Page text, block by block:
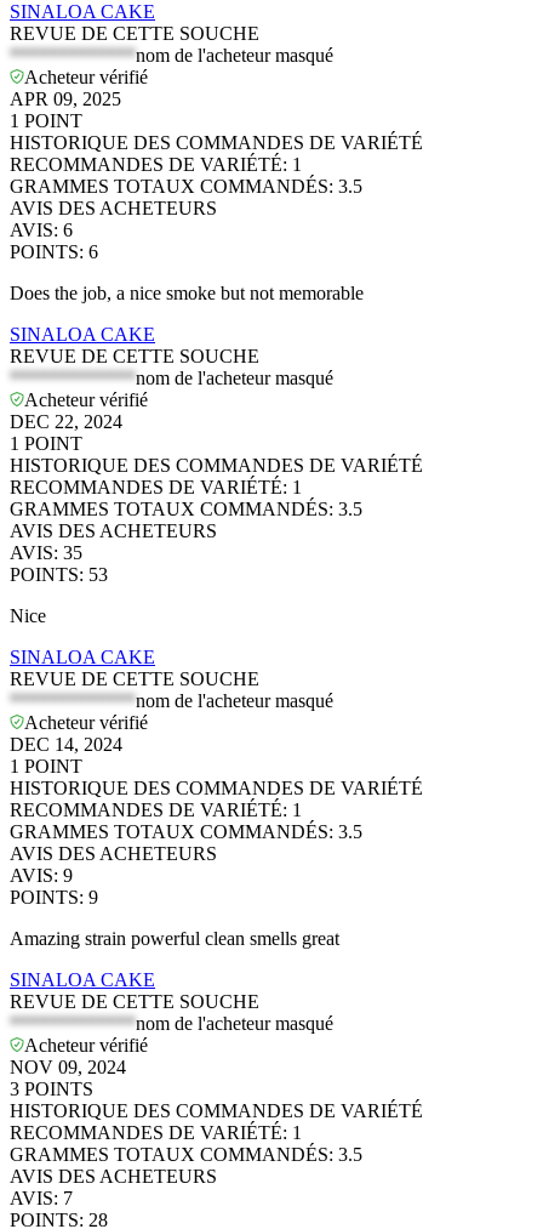
SINALOA CAKE
REVUE DE CETTE SOUCHE
*************nom de l'acheteur masqué
Acheteur vérifié
APR 09, 2025
1 POINT
HISTORIQUE DES COMMANDES DE VARIÉTÉ
RECOMMANDES DE VARIÉTÉ: 1
GRAMMES TOTAUX COMMANDÉS: 3.5
AVIS DES ACHETEURS
AVIS: 6
POINTS: 6
Does the job, a nice smoke but not memorable
SINALOA CAKE
REVUE DE CETTE SOUCHE
*************nom de l'acheteur masqué
Acheteur vérifié
DEC 22, 2024
1 POINT
HISTORIQUE DES COMMANDES DE VARIÉTÉ
RECOMMANDES DE VARIÉTÉ: 1
GRAMMES TOTAUX COMMANDÉS: 3.5
AVIS DES ACHETEURS
AVIS: 35
POINTS: 53
Nice
SINALOA CAKE
REVUE DE CETTE SOUCHE
*************nom de l'acheteur masqué
Acheteur vérifié
DEC 14, 2024
1 POINT
HISTORIQUE DES COMMANDES DE VARIÉTÉ
RECOMMANDES DE VARIÉTÉ: 1
GRAMMES TOTAUX COMMANDÉS: 3.5
AVIS DES ACHETEURS
AVIS: 9
POINTS: 9
Amazing strain powerful clean smells great
SINALOA CAKE
REVUE DE CETTE SOUCHE
*************nom de l'acheteur masqué
Acheteur vérifié
NOV 09, 2024
3 POINTS
HISTORIQUE DES COMMANDES DE VARIÉTÉ
RECOMMANDES DE VARIÉTÉ: 1
GRAMMES TOTAUX COMMANDÉS: 3.5
AVIS DES ACHETEURS
AVIS: 7
POINTS: 28